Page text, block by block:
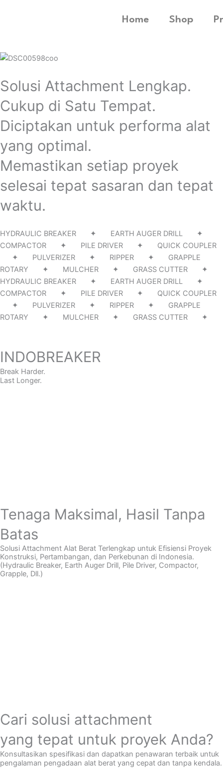
Home Shop
Solusi Attachment Lengkap.
Cukup di Satu Tempat.
Diciptakan untuk performa alat
yang optimal.
Memastikan setiap proyek
selesai tepat sasaran dan tepat
waktu.
HYDRAULIC BREAKER ✦ EARTH AUGER DRILL ✦
COMPACTOR ✦ PILE DRIVER ✦ QUICK COUPLER
✦ PULVERIZER ✦ RIPPER ✦ GRAPPLE
ROTARY ✦ MULCHER ✦ GRASS CUTTER ✦
HYDRAULIC BREAKER ✦ EARTH AUGER DRILL ✦
COMPACTOR ✦ PILE DRIVER ✦ QUICK COUPLER
✦ PULVERIZER ✦ RIPPER ✦ GRAPPLE
ROTARY ✦ MULCHER ✦ GRASS CUTTER ✦
INDOBREAKER
Break Harder.
Last Longer.
Tenaga Maksimal, Hasil Tanpa
Batas
Solusi Attachment Alat Berat Terlengkap untuk Efisiensi Proyek
Konstruksi, Pertambangan, dan Perkebunan di Indonesia.
(Hydraulic Breaker, Earth Auger Drill, Pile Driver, Compactor,
Grapple, Dll.)
Cari solusi attachment
yang tepat untuk proyek Anda?
Konsultasikan spesifikasi dan dapatkan penawaran terbaik untuk
pengalaman pengadaan alat berat yang cepat dan tanpa kendala.